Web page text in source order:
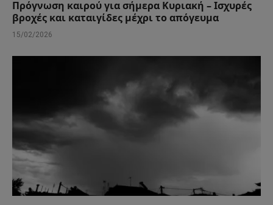
Πρόγνωση καιρού για σήμερα Κυριακή – Ισχυρές
βροχές και καταιγίδες μέχρι το απόγευμα
15/02/2026